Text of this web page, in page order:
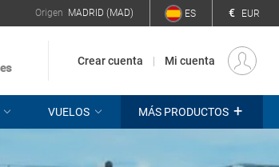
Origen MADRID (MAD) ES € EUR
Crear cuenta Mi cuenta
VUELOS MÁS PRODUCTOS +